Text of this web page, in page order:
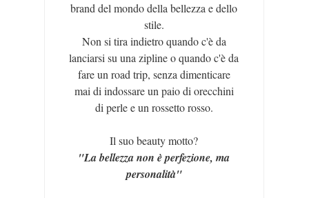
brand del mondo della bellezza e dello
stile.
Non si tira indietro quando c'è da
lanciarsi su una zipline o quando c'è da
fare un road trip, senza dimenticare
mai di indossare un paio di orecchini
di perle e un rossetto rosso.
Il suo beauty motto?
"La bellezza non è perfezione, ma
personalità"